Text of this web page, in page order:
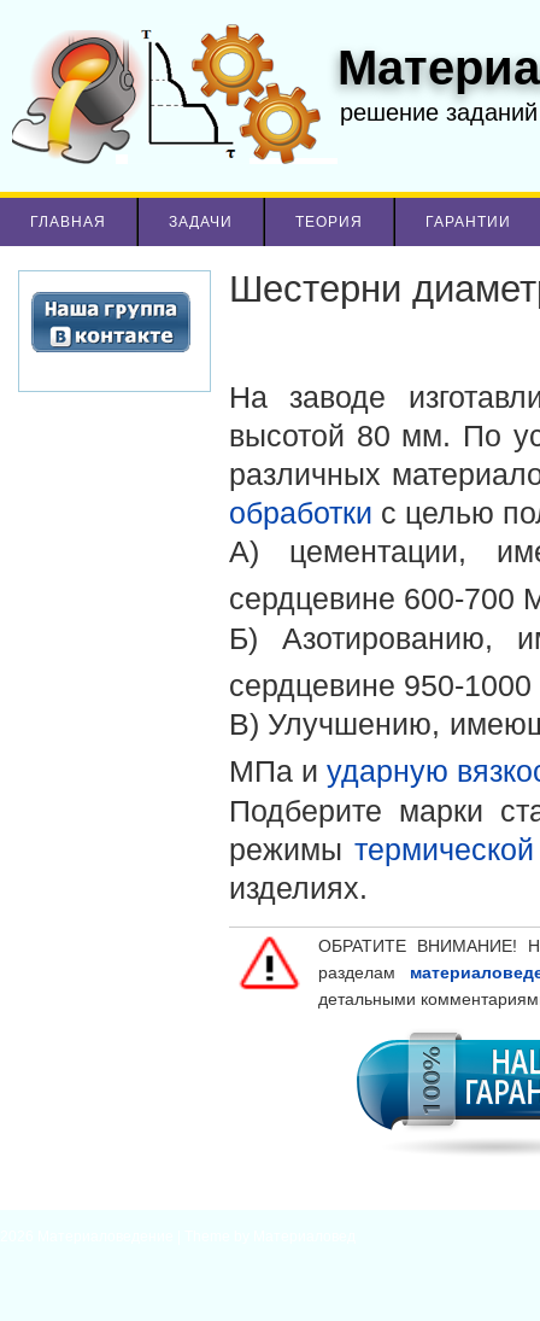
решение
ГЛАВНАЯ ЗАДАЧИ ТЕОРИЯ ГАРАНТИИ
Шестерни
На заводе
высотой 80 мм. По
различных
обработки с целью
А) цементации,
сердцевине 600-
Б) Азотированию,
сердцевине 950-
В) Улучшению,
МПа и ударную
Подберите марки
режимы
изделиях.
ОБРАТИТЕ ВНИМАНИЕ!
разделам
детальными